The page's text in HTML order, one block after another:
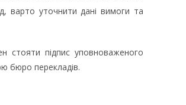
варто уточнити дані вимоги та
стояти підпис уповноваженого
бюро перекладів.